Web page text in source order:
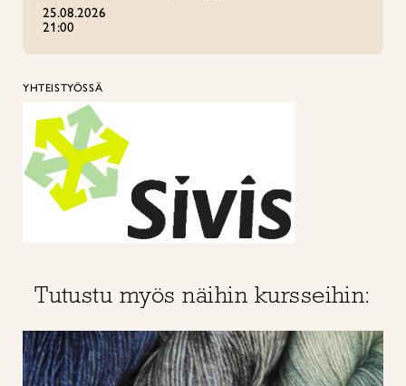
25.08.2026
21:00
YHTEISTYÖSSÄ
Tutustu myös näihin kursseihin: